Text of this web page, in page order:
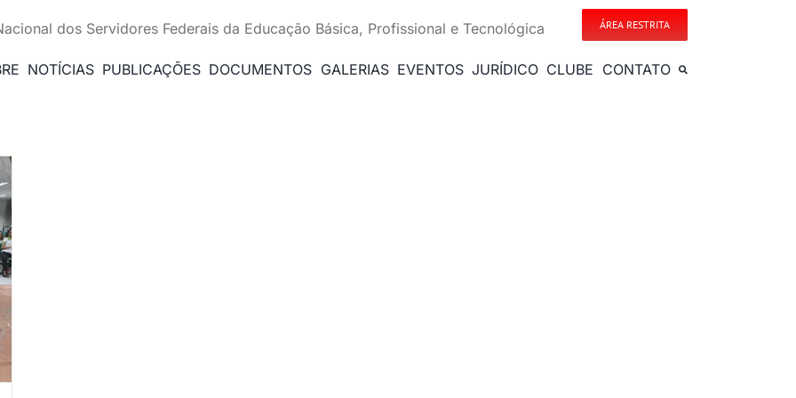
dos Servidores Federais da Educação Básica, Profissional e Tecnológica ÁREA RESTRITA
NOTÍCIAS PUBLICAÇÕES DOCUMENTOS GALERIAS EVENTOS JURÍDICO CLUBE CONTATO